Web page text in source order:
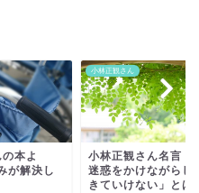
言「人は
らしか生
とは？
小林正観さん
小林正観さん「自分
う『ありがとう』の
メ」